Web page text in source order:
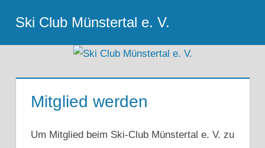
Inhalt
springen
Ski Club Münstertal e. V.
Mitglied werden
Um Mitglied beim Ski-Club Münstertal e. V. zu